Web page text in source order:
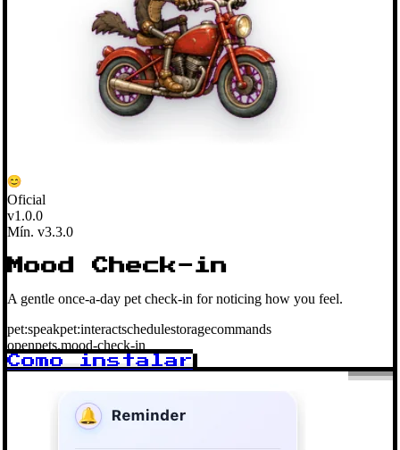
Oficial
v1.0.0
Mín. v3.3.0
Mood Check-in
A gentle once-a-day pet check-in for noticing how you feel.
pet:speakpet:interactschedulestoragecommands
openpets.mood-check-in
Como instalar